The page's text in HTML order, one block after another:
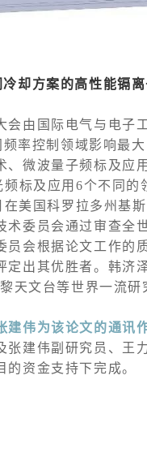
冷却方案的高性能镉
会由国际电气与电
率控制领域影响最
、微波量子频标及应
标及应用6个不同
美国科罗拉多州基
术委员会通过审查全
员会根据论文工作
定出其优胜者。韩济
天文台等世界一流研
建伟为该论文的通讯
张建伟副研究员、王
资金支持下完成。